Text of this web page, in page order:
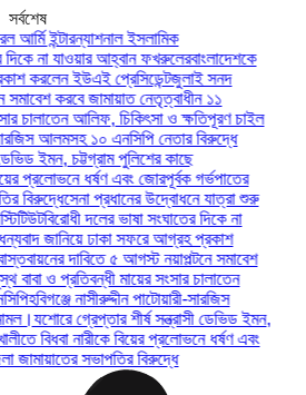
সর্বশেষ
ইন্টারন্যাশনাল ইসলামিক
না যাওয়ার আহ্বান ফখরুলেরবাংলাদেশকে
করলেন ইউএই প্রেসিডেন্টজুলাই সনদ
করবে জামায়াত নেতৃত্বাধীন ১১
আলিফ, চিকিৎসা ও ক্ষতিপূরণ চাইল
আলমসহ ১০ এনসিপি নেতার বিরুদ্ধে
ইমন, চট্টগ্রাম পুলিশের কাছে
প্রলোভনে ধর্ষণ এবং জোরপূর্বক গর্ভপাতের
সেনা প্রধানের উদ্বোধনে যাত্রা শুরু
বিরোধী দলের ভাষা সংঘাতের দিকে না
জানিয়ে ঢাকা সফরে আগ্রহ প্রকাশ
দাবিতে ৫ আগস্ট নয়াপল্টনে সমাবেশ
ও প্রতিবন্ধী মায়ের সংসার চালাতেন
হবিগঞ্জে নাসীরুদ্দীন পাটোয়ারী-সারজিস
যশোরে গ্রেপ্তার শীর্ষ সন্ত্রাসী ডেভিড ইমন,
বিধবা নারীকে বিয়ের প্রলোভনে ধর্ষণ এবং
সভাপতির বিরুদ্ধে